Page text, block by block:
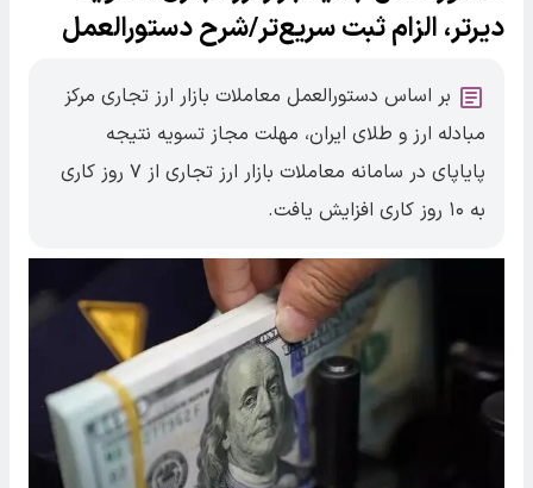
دیرتر، الزام ثبت سریع‌تر/شرح دستورالعمل
بر اساس دستورالعمل معاملات بازار ارز تجاری مرکز
مبادله ارز و طلای ایران، مهلت مجاز تسویه نتیجه
پایاپای در سامانه معاملات بازار ارز تجاری از ۷ روز کاری
به ۱۰ روز کاری افزایش یافت.